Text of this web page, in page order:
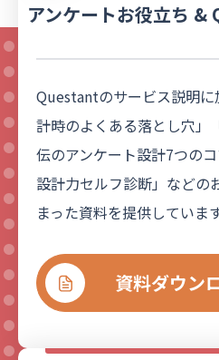
アンケートお役立ち
Questantのサービス説明に
計時のよくある落とし穴」
伝のアンケート設計7つの
設計力セルフ診断」などの
まった資料を提供しています
資料ダウン